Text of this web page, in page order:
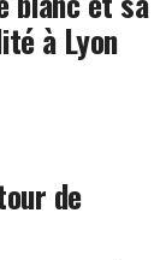
à Lyon
de